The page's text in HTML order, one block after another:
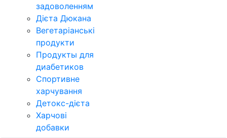
задоволенням
Дієта Дюкана
Вегетаріанські
продукти
Продукты для
диабетиков
Спортивне
харчування
Детокс-дієта
Харчові
добавки